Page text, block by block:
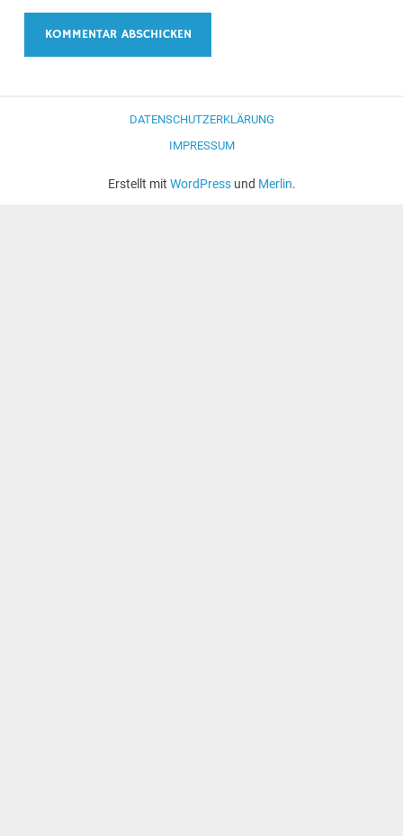
DATENSCHUTZERKLÄRUNG
IMPRESSUM
Erstellt mit WordPressund Merlin.